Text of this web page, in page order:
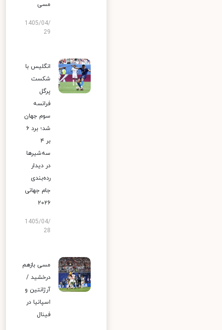
مسی
1405/04/
29
انگلیس با
شکست
پرگل
فرانسه
سوم جهان
شد؛ برد ۶
بر ۴
سه‌شیرها
در دیدار
رده‌بندی
جام جهانی
۲۰۲۶
1405/04/
28
مسی بازهم
درخشید /
آرژانتین و
اسپانیا در
فینال